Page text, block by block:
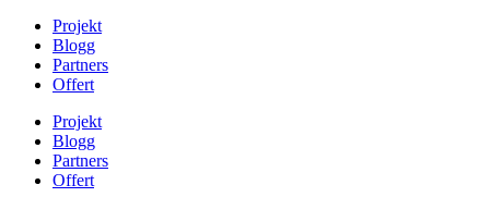
Projekt
Blogg
Partners
Offert
Projekt
Blogg
Partners
Offert